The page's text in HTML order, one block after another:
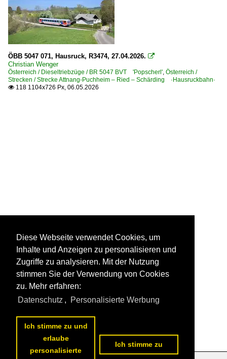
ÖBB 5047 071, Hausruck, R3474, 27.04.2026. 
Christian Wenger
Österreich / Dieseltriebzüge / BR 5047 BVT 'Popscherl', Österreich /
Strecken / Strecke Attnang-Puchheim – Ried – Schärding ·Hausruckbahn·
 118 1104x726 Px, 06.05.2026
Diese Webseite verwendet Cookies, um
Inhalte und Anzeigen zu personalisieren und
Zugriffe zu analysieren. Mit der Nutzung
stimmen Sie der Verwendung von Cookies
zu. Mehr erfahren:
Datenschutz , Personalisierte Werbung
Ich stimme zu und
erlaube
personalisierte
Ich stimme zu